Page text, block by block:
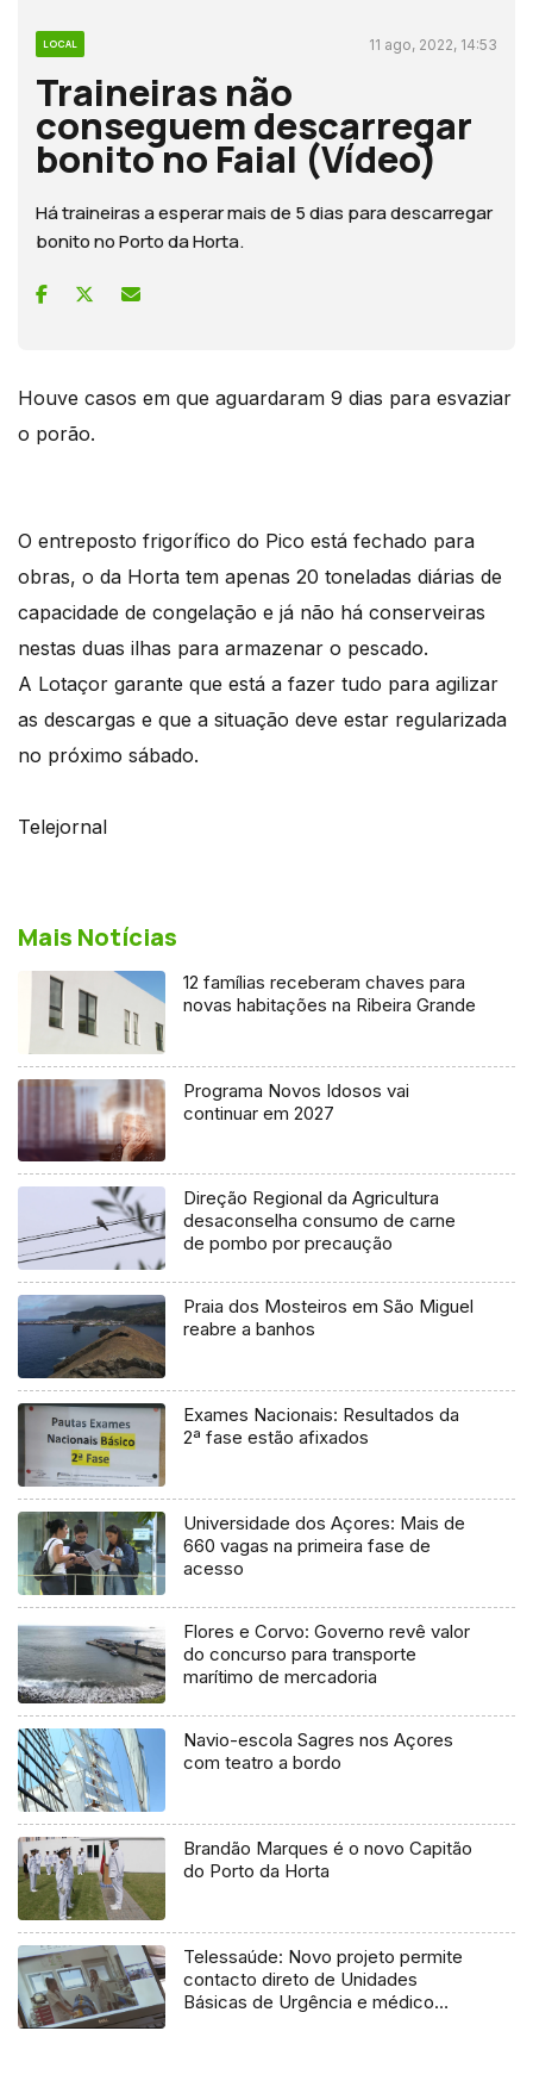
LOCAL 11 ago, 2022, 14:53
Traineiras não
conseguem descarregar
bonito no Faial (Vídeo)
Há traineiras a esperar mais de 5 dias para descarregar
bonito no Porto da Horta.
Houve casos em que aguardaram 9 dias para esvaziar
o porão.
O entreposto frigorífico do Pico está fechado para
obras, o da Horta tem apenas 20 toneladas diárias de
capacidade de congelação e já não há conserveiras
nestas duas ilhas para armazenar o pescado.
A Lotaçor garante que está a fazer tudo para agilizar
as descargas e que a situação deve estar regularizada
no próximo sábado.
Telejornal
Mais Notícias
12 famílias receberam chaves para
novas habitações na Ribeira Grande
Programa Novos Idosos vai
continuar em 2027
Direção Regional da Agricultura
desaconselha consumo de carne
de pombo por precaução
Praia dos Mosteiros em São Miguel
reabre a banhos
Exames Nacionais: Resultados da
2ª fase estão afixados
Universidade dos Açores: Mais de
660 vagas na primeira fase de
acesso
Flores e Corvo: Governo revê valor
do concurso para transporte
marítimo de mercadoria
Navio-escola Sagres nos Açores
com teatro a bordo
Brandão Marques é o novo Capitão
do Porto da Horta
Telessaúde: Novo projeto permite
contacto direto de Unidades
Básicas de Urgência e médico